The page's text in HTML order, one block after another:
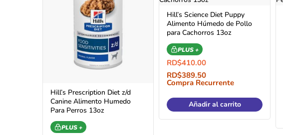
Hill’s Prescription Diet z/d
Canine Alimento Humedo
Para Perros 13oz
PLUS +
Hill’s Science Diet Puppy
Alimento Húmedo de Pollo
para Cachorros 13oz
PLUS +
RD$410.00
RD$389.50
Compra Recurrente
Añadir al carrito